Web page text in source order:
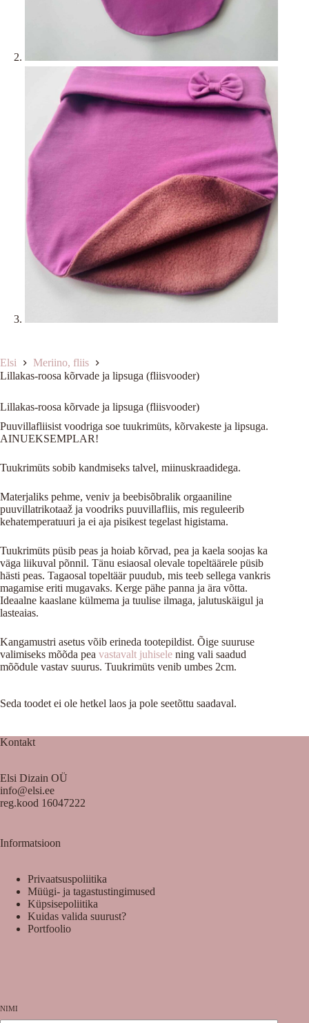
Elsi
Meriino, fliis
Lillakas-roosa kõrvade ja lipsuga (fliisvooder)
Lillakas-roosa kõrvade ja lipsuga (fliisvooder)
Puuvillafliisist voodriga soe tuukrimüts, kõrvakeste ja lipsuga.
AINUEKSEMPLAR!
Tuukrimüts sobib kandmiseks talvel, miinuskraadidega.
Materjaliks pehme, veniv ja beebisõbralik orgaaniline
puuvillatrikotaaž ja voodriks puuvillafliis, mis reguleerib
kehatemperatuuri ja ei aja pisikest tegelast higistama.
Tuukrimüts püsib peas ja hoiab kõrvad, pea ja kaela soojas ka
väga liikuval põnnil. Tänu esiaosal olevale topeltäärele püsib
hästi peas. Tagaosal topeltäär puudub, mis teeb sellega vankris
magamise eriti mugavaks. Kerge pähe panna ja ära võtta.
Ideaalne kaaslane külmema ja tuulise ilmaga, jalutuskäigul ja
lasteaias.
Kangamustri asetus võib erineda tootepildist. Õige suuruse
valimiseks mõõda pea vastavalt juhisele ning vali saadud
mõõdule vastav suurus. Tuukrimüts venib umbes 2cm.
Seda toodet ei ole hetkel laos ja pole seetõttu saadaval.
Kontakt
Elsi Dizain OÜ
info@elsi.ee
reg.kood 16047222
Informatsioon
Privaatsuspoliitika
Müügi- ja tagastustingimused
Küpsisepoliitika
Kuidas valida suurust?
Portfoolio
NIMI